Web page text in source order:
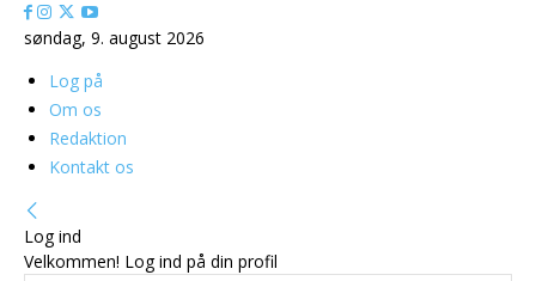
søndag, 9. august 2026
Log på
Om os
Redaktion
Kontakt os
Log ind
Velkommen! Log ind på din profil